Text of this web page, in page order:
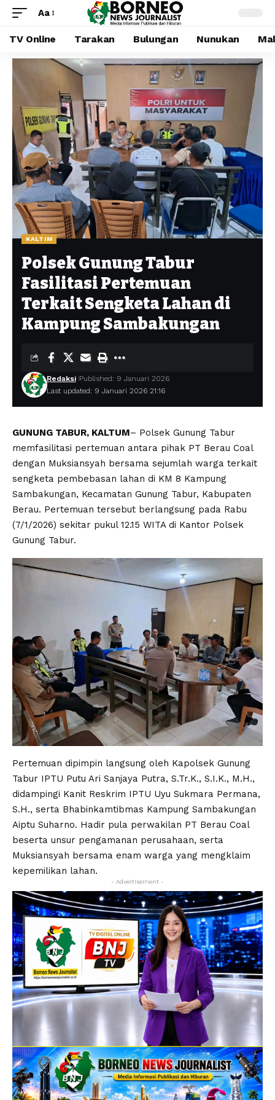
Aa
TV Online Tarakan Bulungan Nunukan
KALTIM
Polsek Gunung Tabur
Fasilitasi Pertemuan
Terkait Sengketa Lahan di
Kampung Sambakungan
Last updated: 9 Januari 2026 21:16
Redaksi Published: 9 Januari 2026
GUNUNG TABUR, KALTUM– Polsek Gunung Tabur
memfasilitasi pertemuan antara pihak PT Berau Coal
dengan Muksiansyah bersama sejumlah warga terkait
sengketa pembebasan lahan di KM 8 Kampung
Sambakungan, Kecamatan Gunung Tabur, Kabupaten
Berau. Pertemuan tersebut berlangsung pada Rabu
(7/1/2026) sekitar pukul 12.15 WITA di Kantor Polsek
Gunung Tabur.
Pertemuan dipimpin langsung oleh Kapolsek Gunung
Tabur IPTU Putu Ari Sanjaya Putra, S.Tr.K., S.I.K., M.H.,
didampingi Kanit Reskrim IPTU Uyu Sukmara Permana,
S.H., serta Bhabinkamtibmas Kampung Sambakungan
Aiptu Suharno. Hadir pula perwakilan PT Berau Coal
beserta unsur pengamanan perusahaan, serta
Muksiansyah bersama enam warga yang mengklaim
kepemilikan lahan.
- Advertisement -